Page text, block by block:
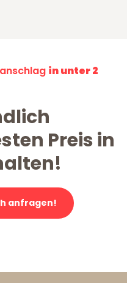
in unter 2
Preis in
anfragen!